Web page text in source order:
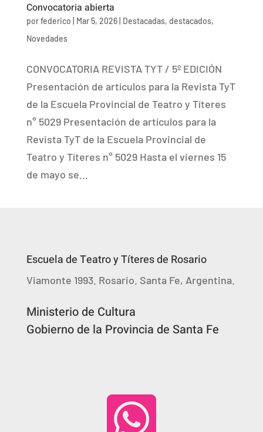
Convocatoria abierta
porfederico Mar 5, 2026| Destacadas, destacados,
Novedades
CONVOCATORIA REVISTA TYT / 5º EDICIÓN
Presentación de artículos para la Revista TyT
de la Escuela Provincial de Teatro y Títeres
n° 5029 Presentación de artículos para la
Revista TyT de la Escuela Provincial de
Teatro y Títeres n° 5029 Hasta el viernes 15
de mayo se...
Escuela de Teatro y Títeres de Rosario
Viamonte 1993. Rosario. Santa Fe, Argentina.
Ministerio de Cultura
Gobierno de la Provincia de Santa Fe
